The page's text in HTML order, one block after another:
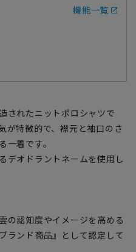
機能一覧
されたニットポロシャツで
が特徴的で、襟元と袖口のさ
一着です。
デオドラントネームを使用し
の認知度やイメージを高める
ランド商品』として認定して